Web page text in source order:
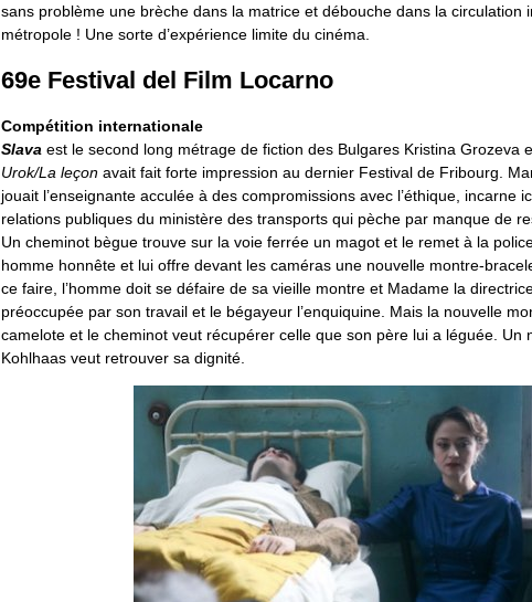
sans problème une brèche dans la matrice et débouche dans la circulation
métropole ! Une sorte d’expérience limite du cinéma.
69e Festival del Film Locarno
Compétition internationale
Slava est le second long métrage de fiction des Bulgares Kristina Grozeva
Urok/La leçon avait fait forte impression au dernier Festival de Fribourg.
jouait l’enseignante acculée à des compromissions avec l’éthique, incarne
relations publiques du ministère des transports qui pèche par manque de
Un cheminot bègue trouve sur la voie ferrée un magot et le remet à la
homme honnête et lui offre devant les caméras une nouvelle montre-
ce faire, l’homme doit se défaire de sa vieille montre et Madame la
préoccupée par son travail et le bégayeur l’enquiquine. Mais la nouvelle
camelote et le cheminot veut récupérer celle que son père lui a léguée. Un
Kohlhaas veut retrouver sa dignité.